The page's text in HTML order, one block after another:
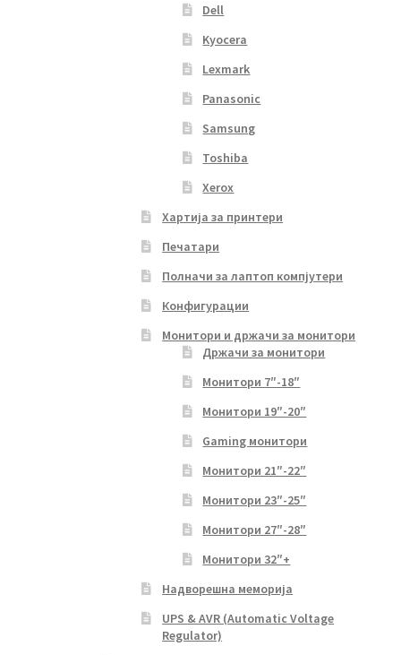
Dell
Kyocera
Lexmark
Panasonic
Samsung
Toshiba
Xerox
Хартија за принтери
Печатари
Полначи за лаптоп компјутери
Конфигурации
Монитори и држачи за монитори
Држачи за монитори
Монитори 7″-18″
Монитори 19″-20″
Gaming монитори
Монитори 21″-22″
Монитори 23″-25″
Монитори 27″-28″
Монитори 32″+
Надворешна меморија
UPS & AVR (Automatic Voltage
Regulator)